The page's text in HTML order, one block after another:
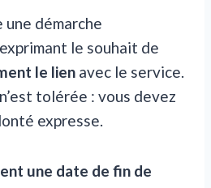
une démarche
le souhait de
le lien avec le service.
tolérée : vous devez
expresse.
une date de fin de